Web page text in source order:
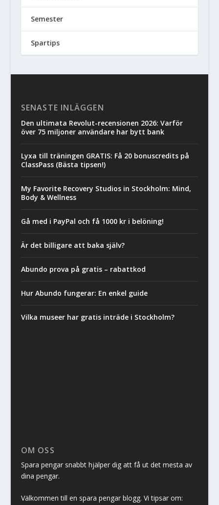
Semester
Spartips
SENASTE INLÄGGEN
Den ultimata Revolut-recensionen 2026: Varför
över 75 miljoner användare har bytt bank
Lyxa till träningen GRATIS: Få 20 bonuscredits på
ClassPass (Bästa tipsen!)
My Favorite Recovery Studios in Stockholm: Mind,
Body & Wellness
Gå med i PayPal och få 1000 kr i belöning!
Är det billigare att baka själv?
Abundo prova på gratis – rabattkod
Hur Abundo fungerar: En enkel guide
Vilka museer har gratis inträde i Stockholm?
OM OSS
Spara pengar snabbt hjälper dig att få ut det mesta av
dina pengar.
Välkommen till en spara pengar blogg. Vi tipsar om: